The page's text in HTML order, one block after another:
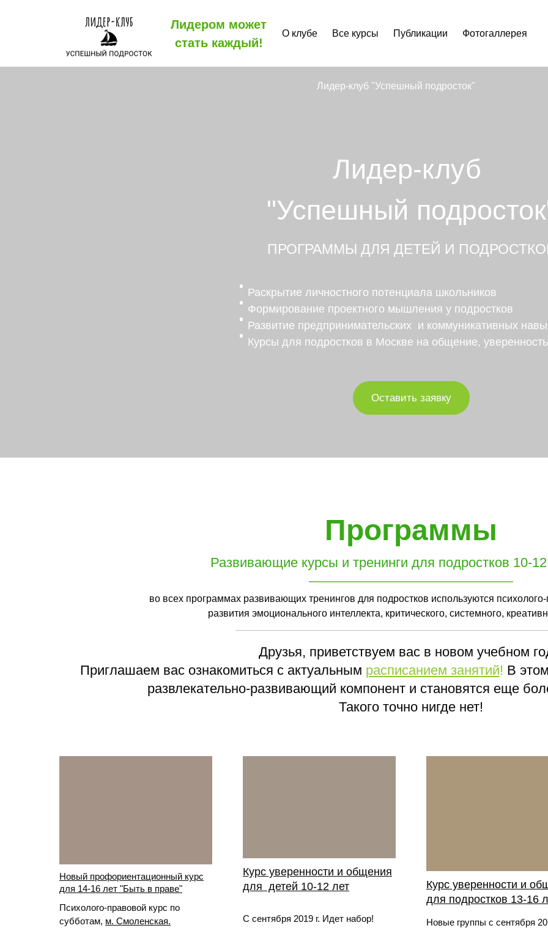
Лидером может
стать каждый!
О клубе Все курсы Публикации Фотогаллерея
Лидер-клуб "Успешный подросток"
Лидер-клуб
"Успешный
ПРОГРАММЫ ДЛЯ ДЕТЕЙ И
Раскрытие личностного потенциала школьников
Формирование проектного мышления у подростков
Развитие предпринимательских и коммуникативных
Курсы для подростков в Москве на общение,
Оставить заявку
Программы
Развивающие курсы и тренинги для подростков 10-
во всех программах развивающих тренингов для подростков используются
развития эмоционального интеллекта, критического, системного,
Друзья, приветствуем вас в новом учебном
Приглашаем вас ознакомиться с актуальным расписанием занятий! В
развлекательно-развивающий компонент и становятся еще
Такого точно нигде нет!
Новый профориентационный курс
для 14-16 лет "Быть в праве"
Психолого-правовой курс по
субботам, м. Смоленская.
Курс уверенности и общения
для детей 10-12 лет
С сентября 2019 г. Идет набор!
Курс уверенности и
для подростков 13-16
Новые группы с сентября